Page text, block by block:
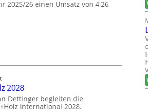
2025/26 einen Umsatz von 4,26
2028
Dettinger begleiten die
International 2028.